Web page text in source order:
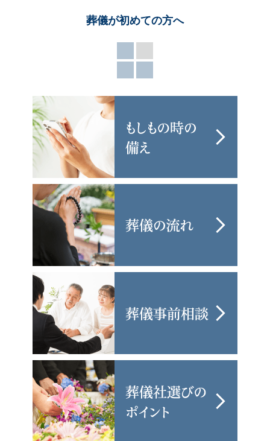
葬儀が初めての方へ